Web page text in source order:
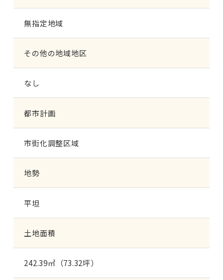
無指定地域
その他の地域地区
なし
都市計画
市街化調整区域
地勢
平坦
土地面積
242.39㎡（73.32坪）